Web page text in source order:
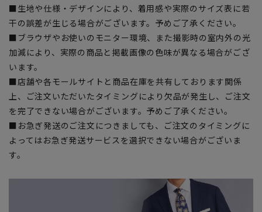
■生地や仕様・デザインにより、着用感や実際のサイズ表に若
干の誤差が生じる場合がございます。予めご了承ください。
■ブラウザやお使いのモニター環境、また撮影時の室内外の光
加減により、実際の商品と掲載画像の色味が異なる場合がござ
います。
■店舗や各モールサイトと商品在庫を共有しております関係
上、ご注文いただいたタイミングにより欠品が発生し、ご注文
を完了できない場合がございます。予めご了承ください。
■お急ぎ発送のご注文につきましても、ご注文のタイミングに
よってはお急ぎ発送サービスを選択できない場合がございま
す。